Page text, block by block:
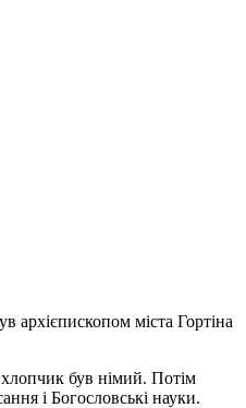
архієпископом міста Гортіна
був німий. Потім
і Богословські науки.